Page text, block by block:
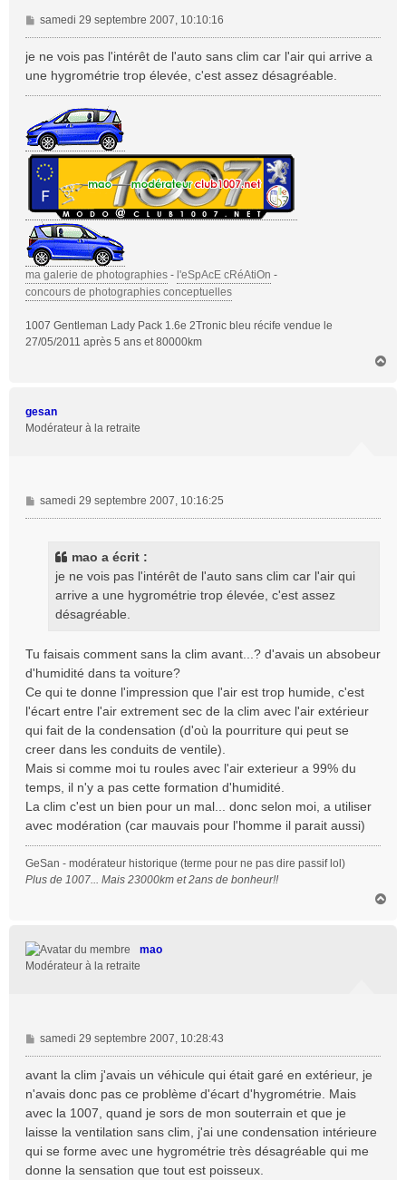
M
e
s
a
g
samedi 29 septembre 2007, 10:10:16
je ne vois pas l'intérêt de l'auto sans clim car l'air qui arrive a
une hygrométrie trop élevée, c'est assez désagréable.
ma galerie de photographies - l'eSpAcE cRéAtiOn -
concours de photographies conceptuelles
1007 Gentleman Lady Pack 1.6e 2Tronic bleu récife vendue le
27/05/2011 après 5 ans et 80000km
gesan
Modérateur à la retraite
M
e
samedi 29 septembre 2007, 10:16:25
mao a écrit :
je ne vois pas l'intérêt de l'auto sans clim car l'air qui
arrive a une hygrométrie trop élevée, c'est assez
désagréable.
Tu faisais comment sans la clim avant...? d'avais un absobeur
d'humidité dans ta voiture?
Ce qui te donne l'impression que l'air est trop humide, c'est
l'écart entre l'air extrement sec de la clim avec l'air extérieur
qui fait de la condensation (d'où la pourriture qui peut se
creer dans les conduits de ventile).
Mais si comme moi tu roules avec l'air exterieur a 99% du
temps, il n'y a pas cette formation d'humidité.
La clim c'est un bien pour un mal... donc selon moi, a utiliser
avec modération (car mauvais pour l'homme il parait aussi)
GeSan - modérateur historique (terme pour ne pas dire passif lol)
Plus de 1007... Mais 23000km et 2ans de bonheur!!
mao
Modérateur à la retraite
M
e
s
a
g
e
samedi 29 septembre 2007, 10:28:43
avant la clim j'avais un véhicule qui était garé en extérieur, je
n'avais donc pas ce problème d'écart d'hygrométrie. Mais
avec la 1007, quand je sors de mon souterrain et que je
laisse la ventilation sans clim, j'ai une condensation intérieure
qui se forme avec une hygrométrie très désagréable qui me
donne la sensation que tout est poisseux.